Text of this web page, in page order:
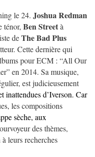
le 24. Joshua Redman
ténor, Ben Streetà
deThe Bad Plus
Cette dernière qui
pour ECM : “All Our
en 2014. Sa musique,
est judicieusement
inattendues d’Iverson. Car
les compositions
sèche, aux
des thèmes,
leurs recherches